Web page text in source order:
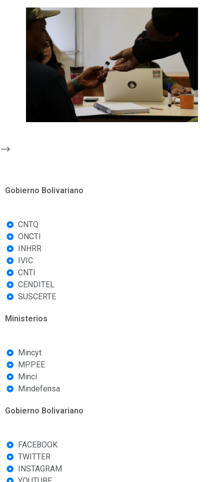
-->
Gobierno Bolivariano
CNTQ
ONCTI
INHRR
IVIC
CNTI
CENDITEL
SUSCERTE
Ministerios
Mincyt
MPPEE
Minci
Mindefensa
Gobierno Bolivariano
FACEBOOK
TWITTER
INSTAGRAM